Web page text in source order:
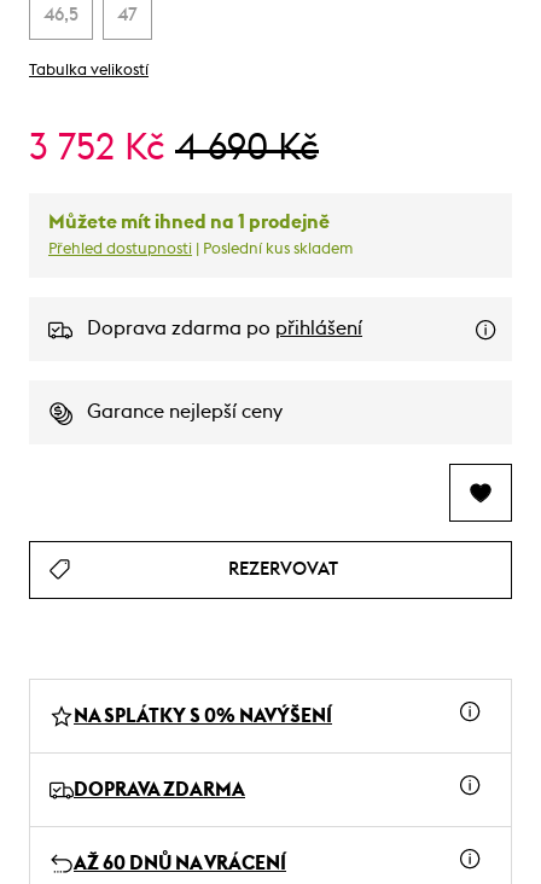
46,5 47
Tabulka velikostí
3 752 Kč 4 690 Kč
Můžete mít ihned na 1 prodejně
Přehled dostupnosti | Poslední kus skladem
Doprava zdarma po přihlášení
Garance nejlepší ceny
REZERVOVAT
NA SPLÁTKY S 0% NAVÝŠENÍ
DOPRAVA ZDARMA
AŽ 60 DNŮ NA VRÁCENÍ